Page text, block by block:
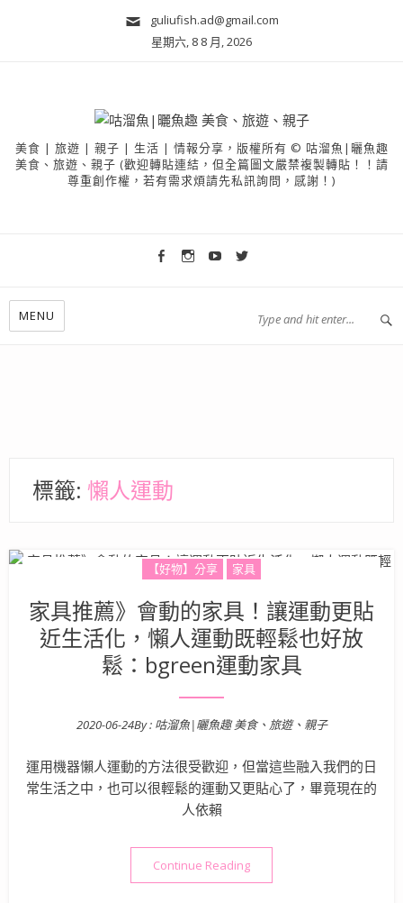
guliufish.ad@gmail.com
星期六, 8 8 月, 2026
美食 | 旅遊 | 親子 | 生活 | 情報分享，版權所有 © 咕溜魚|曬魚趣
美食、旅遊、親子 (歡迎轉貼連結，但全篇圖文嚴禁複製轉貼！！請
尊重創作權，若有需求煩請先私訊詢問，感謝！)
MENU
標籤: 懶人運動
【好物】分享 家具
家具推薦》會動的家具！讓運動更貼
近生活化，懶人運動既輕鬆也好放
鬆：bgreen運動家具
Posted on
2020-06-24By : 咕溜魚|曬魚趣 美食、旅遊、親子
運用機器懶人運動的方法很受歡迎，但當這些融入我們的日
常生活之中，也可以很輕鬆的運動又更貼心了，畢竟現在的
人依賴
Continue Reading“家具推薦》會動的家具！讓